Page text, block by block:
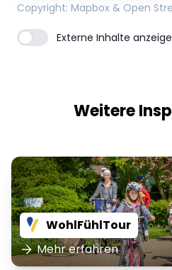
Copyright: Mapbox & Open
Externe Inhalte
Weitere
WohlFühlTour
Mehr erfahren